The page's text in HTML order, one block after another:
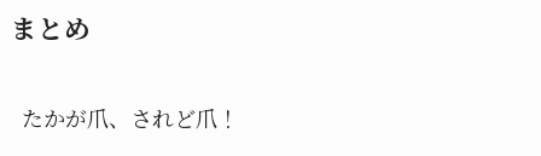
まとめ
たかが爪、されど爪！